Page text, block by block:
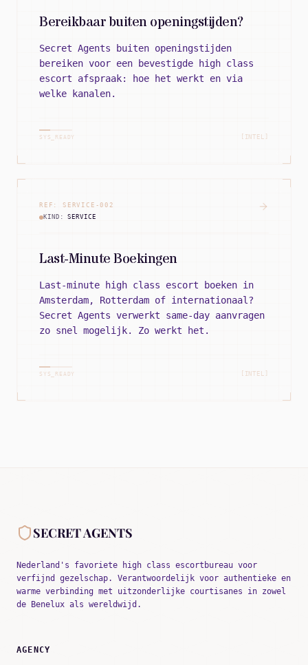
Bereikbaar buiten openingstijden?
Secret Agents buiten openingstijden
bereiken voor een bevestigde high class
escort afspraak: hoe het werkt en via
welke kanalen.
SYS_READY [INTEL]
REF: SERVICE -002
KIND:SERVICE
Last-Minute Boekingen
Last-minute high class escort boeken in
Amsterdam, Rotterdam of internationaal?
Secret Agents verwerkt same-day aanvragen
zo snel mogelijk. Zo werkt het.
SYS_READY [INTEL]
SECRET AGENTS
Nederland's favoriete high class escortbureau voor
verfijnd gezelschap. Verantwoordelijk voor authentieke en
warme verbinding met uitzonderlijke courtisanes in zowel
de Benelux als wereldwijd.
AGENCY